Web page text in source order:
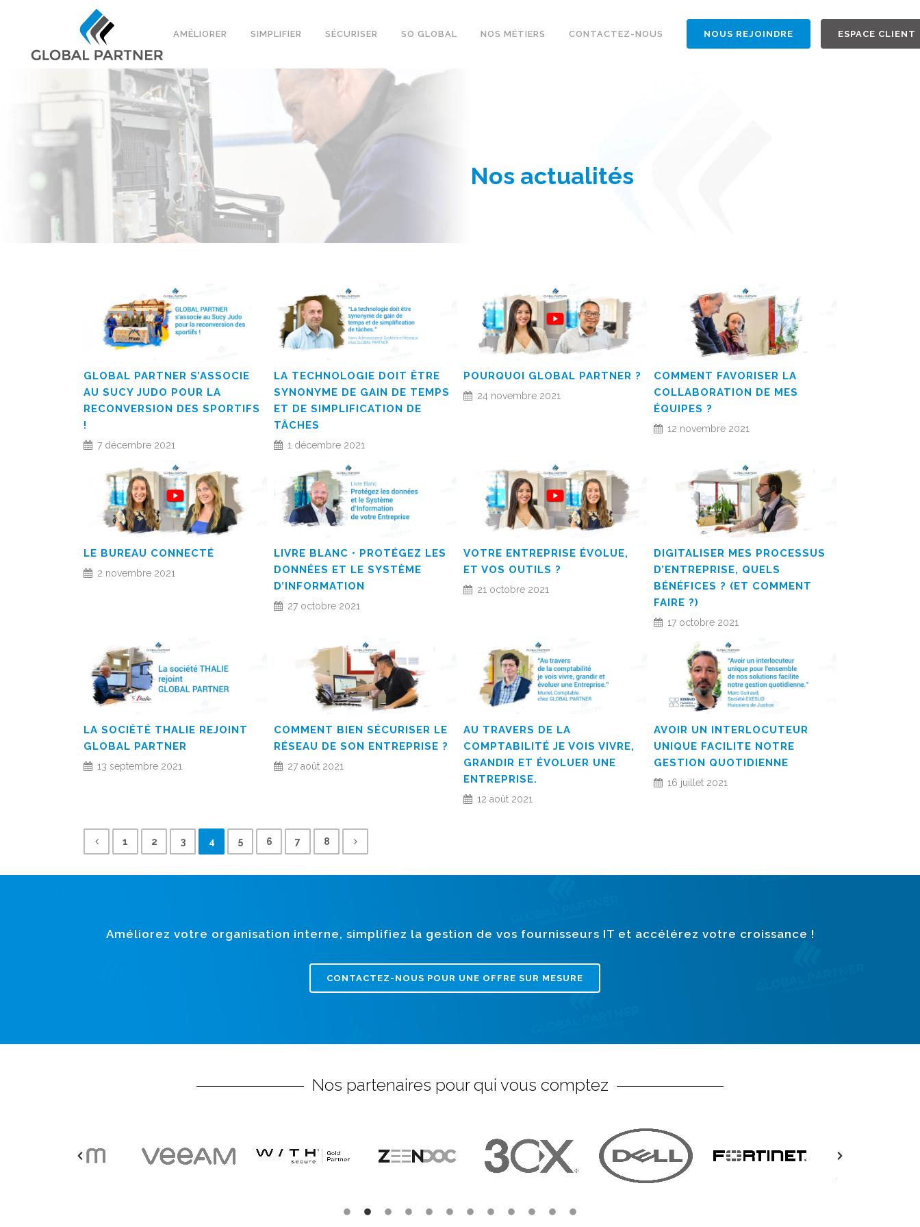
NOUS REJOINDRE ESPACE CLIENT
AMÉLIORER SIMPLIFIER SÉCURISER SO GLOBAL NOS MÉTIERS CONTACTEZ-NOUS
Nos actualités
GLOBAL PARTNER S’ASSOCIE
AU SUCY JUDO POUR LA
RECONVERSION DES SPORTIFS
!
7 décembre 2021
LA TECHNOLOGIE DOIT ÊTRE
SYNONYME DE GAIN DE TEMPS
ET DE SIMPLIFICATION DE
TÂCHES
1 décembre 2021
POURQUOI GLOBAL PARTNER ?
24 novembre 2021
COMMENT FAVORISER LA
COLLABORATION DE MES
ÉQUIPES ?
12 novembre 2021
LE BUREAU CONNECTÉ
2 novembre 2021
LIVRE BLANC • PROTÉGEZ LES
DONNÉES ET LE SYSTÈME
D’INFORMATION
27 octobre 2021
VOTRE ENTREPRISE ÉVOLUE,
ET VOS OUTILS ?
21 octobre 2021
DIGITALISER MES PROCESSUS
D’ENTREPRISE, QUELS
BÉNÉFICES ? (ET COMMENT
FAIRE ?)
17 octobre 2021
LA SOCIÉTÉ THALIE REJOINT
GLOBAL PARTNER
13 septembre 2021
COMMENT BIEN SÉCURISER LE
RÉSEAU DE SON ENTREPRISE ?
27 août 2021
AU TRAVERS DE LA
COMPTABILITÉ JE VOIS VIVRE,
GRANDIR ET ÉVOLUER UNE
ENTREPRISE.
12 août 2021
AVOIR UN INTERLOCUTEUR
UNIQUE FACILITE NOTRE
GESTION QUOTIDIENNE
16 juillet 2021
1 2 3 4 5 6 7 8
Améliorez votre organisation interne, simplifiez la gestion de vos fournisseurs IT et accélérez votre croissance !
CONTACTEZ-NOUS POUR UNE OFFRE SUR MESURE
Nos partenaires pour qui vous comptez